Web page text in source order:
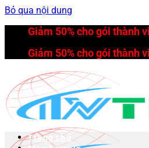
Bỏ qua nội dung
Giảm 50% cho gói thành
Giảm 50% cho gói thành
Trang chủ